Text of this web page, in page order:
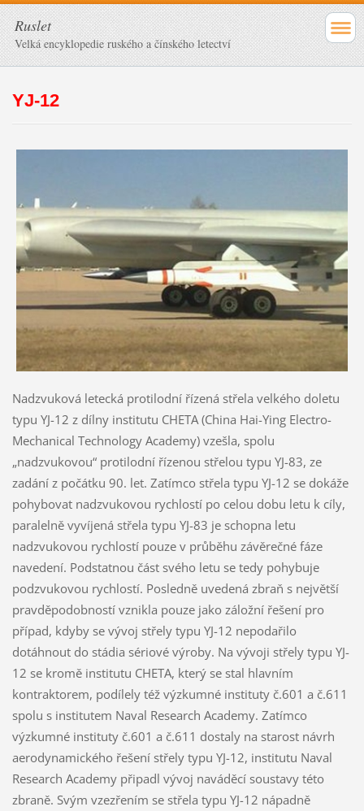
Ruslet
Velká encyklopedie ruského a čínského letectví
YJ-12
Nadzvuková letecká protilodní řízená střela velkého doletu
typu YJ-12 z dílny institutu CHETA (China Hai-Ying Electro-
Mechanical Technology Academy) vzešla, spolu
„nadzvukovou“ protilodní řízenou střelou typu YJ-83, ze
zadání z počátku 90. let. Zatímco střela typu YJ-12 se dokáže
pohybovat nadzvukovou rychlostí po celou dobu letu k cíly,
paralelně vyvíjená střela typu YJ-83 je schopna letu
nadzvukovou rychlostí pouze v průběhu závěrečné fáze
navedení. Podstatnou část svého letu se tedy pohybuje
podzvukovou rychlostí. Posledně uvedená zbraň s největší
pravděpodobností vznikla pouze jako záložní řešení pro
případ, kdyby se vývoj střely typu YJ-12 nepodařilo
dotáhnout do stádia sériové výroby. Na vývoji střely typu YJ-
12 se kromě institutu CHETA, který se stal hlavním
kontraktorem, podílely též výzkumné instituty č.601 a č.611
spolu s institutem Naval Research Academy. Zatímco
výzkumné instituty č.601 a č.611 dostaly na starost návrh
aerodynamického řešení střely typu YJ-12, institutu Naval
Research Academy připadl vývoj naváděcí soustavy této
zbraně. Svým vzezřením se střela typu YJ-12 nápadně